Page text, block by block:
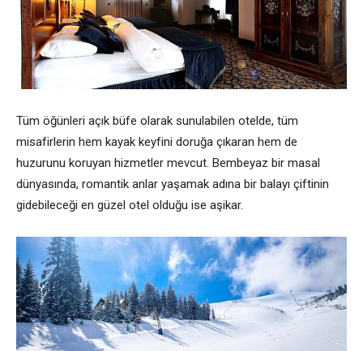
Tüm öğünleri açık büfe olarak sunulabilen otelde, tüm
misafirlerin hem kayak keyfini doruğa çıkaran hem de
huzurunu koruyan hizmetler mevcut. Bembeyaz bir masal
dünyasında, romantik anlar yaşamak adına bir balayı çiftinin
gidebileceği en güzel otel olduğu ise aşikar.